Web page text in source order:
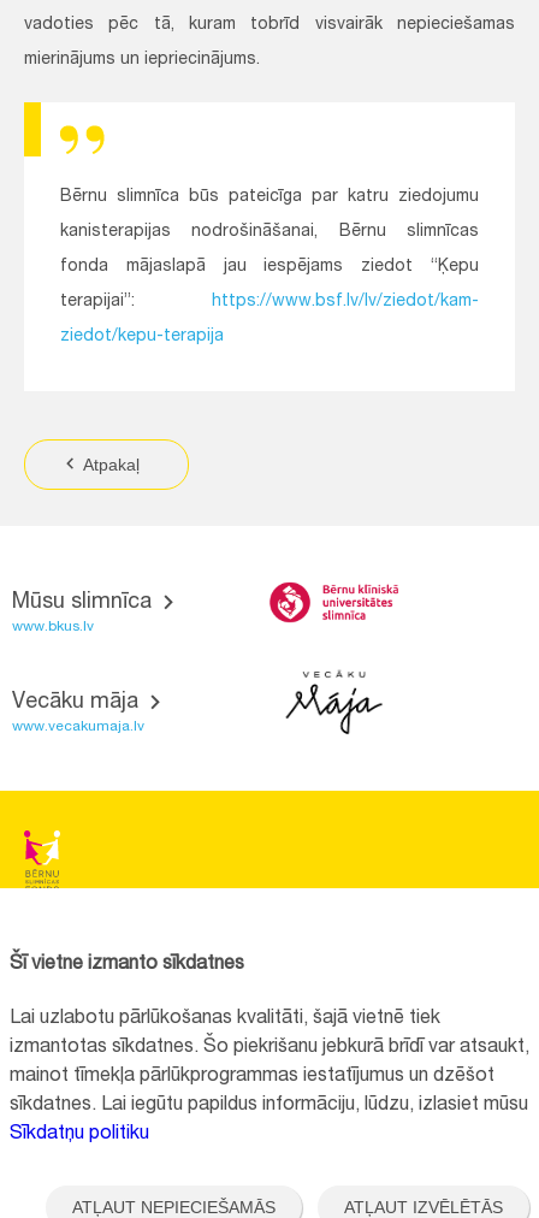
vadoties pēc tā, kuram tobrīd visvairāk nepieciešamas
mierinājums un iepriecinājums.
Bērnu slimnīca būs pateicīga par katru ziedojumu
kanisterapijas nodrošināšanai, Bērnu slimnīcas
fonda mājaslapā jau iespējams ziedot “Ķepu
terapijai”: https://www.bsf.lv/lv/ziedot/kam-
ziedot/kepu-terapija
Atpakaļ
Mūsu slimnīca
www.bkus.lv
Vecāku māja
www.vecakumaja.lv
Reģistrācijas nr.:40008057120
+371 67064475
Visi kontakti
"Aktīvo iedzīvotāju fonds" finansētā projekta "
Bērnu slimnīcas fonda
Šī vietne izmanto sīkdatnes
Lai uzlabotu pārlūkošanas kvalitāti, šajā vietnē tiek
izmantotas sīkdatnes. Šo piekrišanu jebkurā brīdī var atsaukt,
mainot tīmekļa pārlūkprogrammas iestatījumus un dzēšot
sīkdatnes. Lai iegūtu papildus informāciju, lūdzu, izlasiet mūsu
Sīkdatņu politiku
ATĻAUT NEPIECIEŠAMĀS ATĻAUT IZVĒLĒTĀS